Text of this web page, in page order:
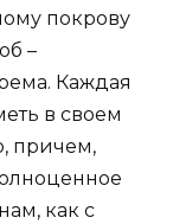
покрову
–
Каждая
в своем
причем,
как с